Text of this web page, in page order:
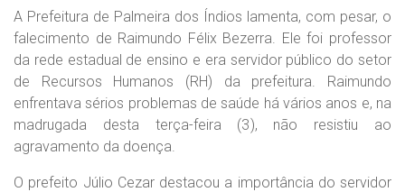
A Prefeitura de Palmeira dos Índios lamenta, com pesar, o
falecimento de Raimundo Félix Bezerra. Ele foi professor
da rede estadual de ensino e era servidor público do setor
de Recursos Humanos (RH) da prefeitura. Raimundo
enfrentava sérios problemas de saúde há vários anos e, na
madrugada desta terça-feira (3), não resistiu ao
agravamento da doença.
O prefeito Júlio Cezar destacou a importância do servidor